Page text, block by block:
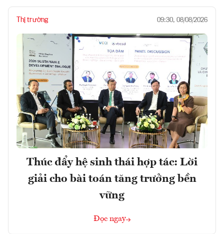
Thị trường 09:30, 08/08/2026
Thúc đẩy hệ sinh thái hợp tác: Lời
giải cho bài toán tăng trưởng bền
vững
Đọc ngay